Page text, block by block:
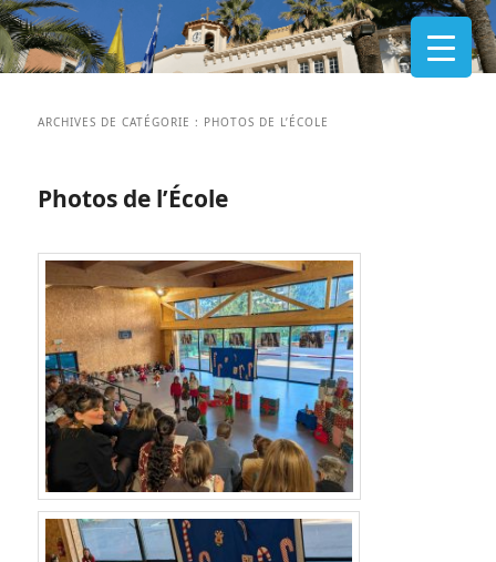
ARCHIVES DE CATÉGORIE : PHOTOS DE L’ÉCOLE
Photos de l’École